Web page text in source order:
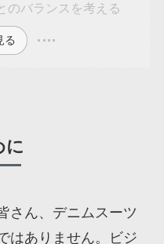
のバランスを考える
る
に
さん、デニムスーツ
はありません。ビジ